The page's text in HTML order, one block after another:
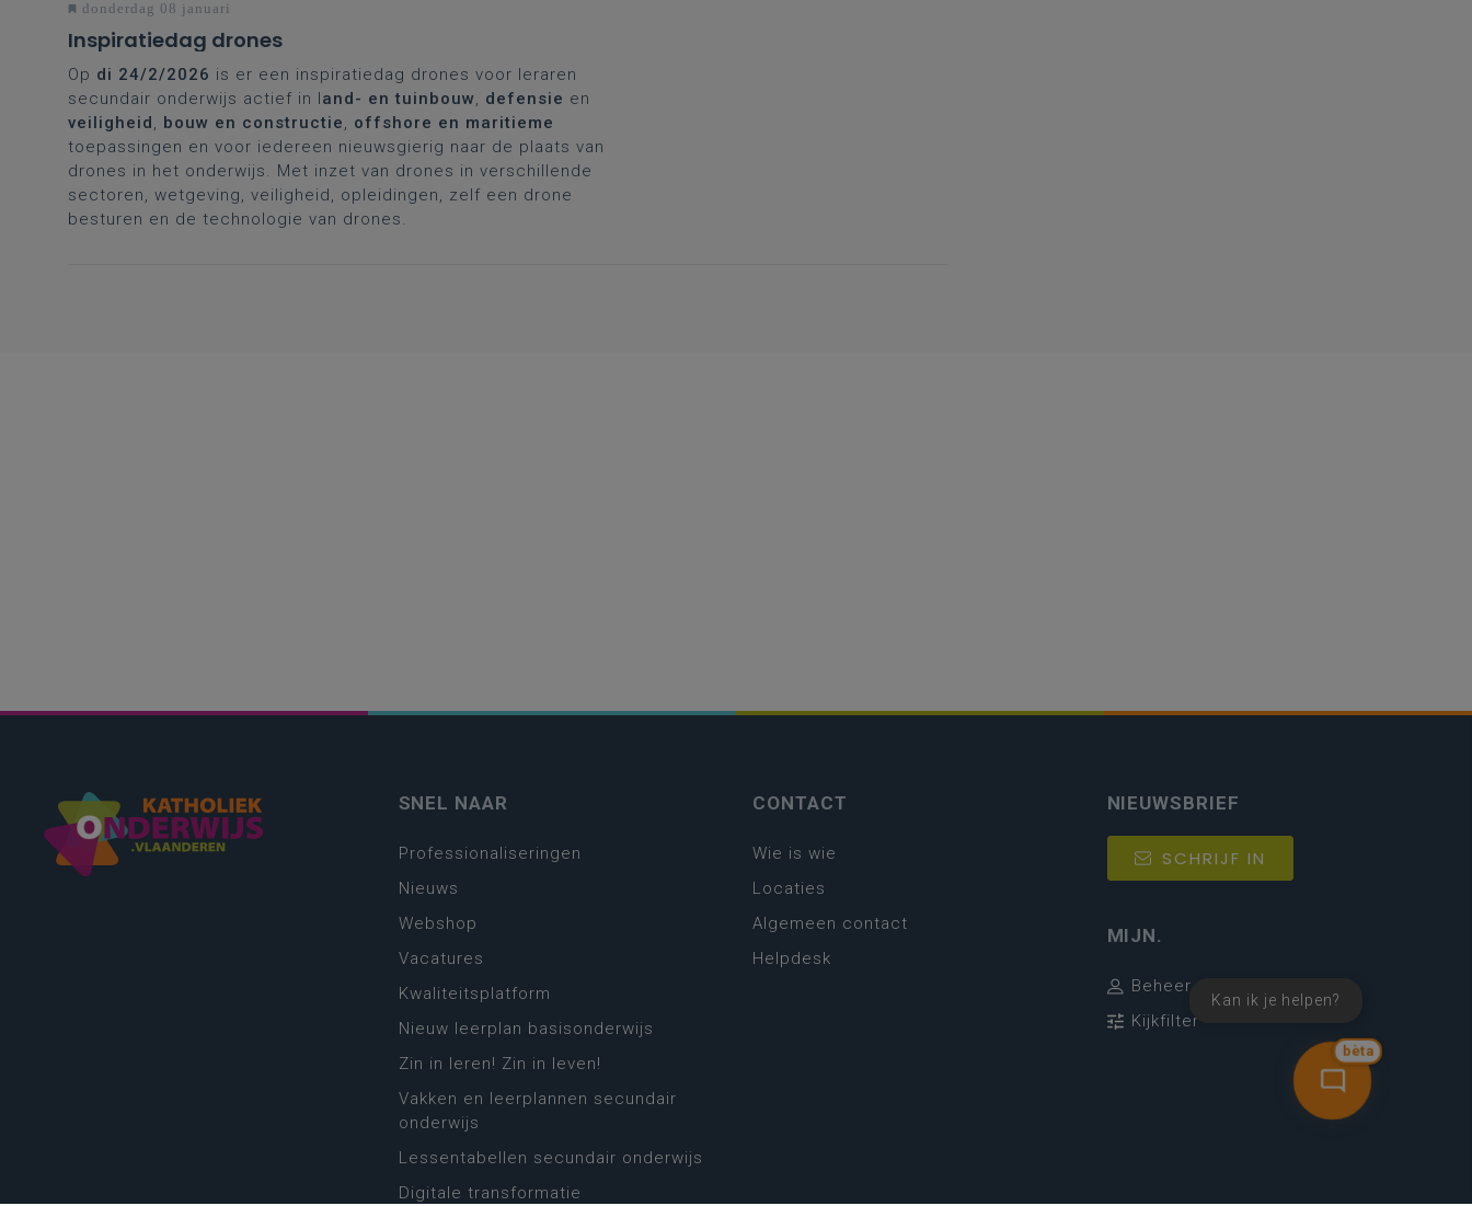
donderdag 08 januari
Inspiratiedag drones
Op di 24/2/2026 is er een inspiratiedag drones voor leraren
secundair onderwijs actief in land- en tuinbouw, defensie en
veiligheid, bouw en constructie, offshore en maritieme
toepassingen en voor iedereen nieuwsgierig naar de plaats van
drones in het onderwijs. Met inzet van drones in verschillende
sectoren, wetgeving, veiligheid, opleidingen, zelf een drone
besturen en de technologie van drones.
bèta
Kan ik je helpen?
SNEL NAAR
Professionaliseringen
Nieuws
Webshop
Vacatures
Kwaliteitsplatform
Nieuw leerplan basisonderwijs
Zin in leren! Zin in leven!
Vakken en leerplannen secundair
onderwijs
Lessentabellen secundair onderwijs
Digitale transformatie
CONTACT
Wie is wie
Locaties
Algemeen contact
Helpdesk
NIEUWSBRIEF
SCHRIJF IN
MIJN.
Beheer
Kijkfilter